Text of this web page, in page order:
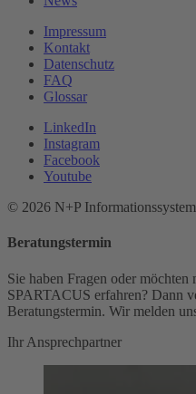
Impressum
Kontakt
Datenschutz
FAQ
Glossar
LinkedIn
Instagram
Facebook
Youtube
© 2026 N+P
Beratungstermin
Sie haben Fragen oder
SPARTACUS erfahren? Dann
Beratungstermin. Wir melden
Ihr Ansprechpartner